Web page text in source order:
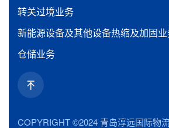
转关过境业务
新能源设备及其他设备热缩及加固
仓储业务
COPYRIGHT ©2024 青岛淳远国际物